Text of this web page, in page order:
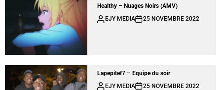
Healthy – Nuages Noirs (AMV)
EJY MEDIA
25 NOVEMBRE 2022
Lapepitef7 – Équipe du soir
EJY MEDIA
25 NOVEMBRE 2022